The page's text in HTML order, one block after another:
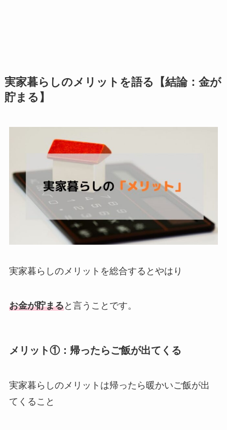
実家暮らしのメリットを語る【結論：金が
貯まる】
実家暮らしのメリットを総合するとやはり
お金が貯まると言うことです。
メリット①：帰ったらご飯が出てくる
実家暮らしのメリットは帰ったら暖かいご飯が出
てくること